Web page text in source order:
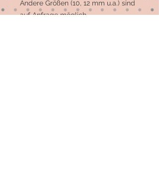
Andere Größen (10, 12 mm u.a.) sind
auf Anfrage möglich.